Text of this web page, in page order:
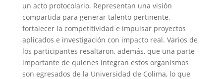
un acto protocolario. Representan una visión
compartida para generar talento pertinente,
fortalecer la competitividad e impulsar proyectos
aplicados e investigación con impacto real. Varios de
los participantes resaltaron, además, que una parte
importante de quienes integran estos organismos
son egresados de la Universidad de Colima, lo que